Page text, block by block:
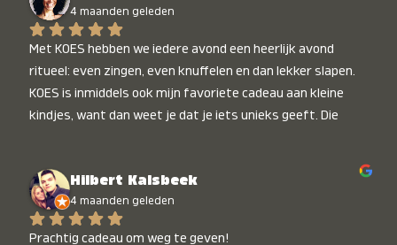
4 maanden geleden
Met KOES hebben we iedere avond een heerlijk avond
ritueel: even zingen, even knuffelen en dan lekker slapen.
KOES is inmiddels ook mijn favoriete cadeau aan kleine
kindjes, want dan weet je dat je iets unieks geeft. Die
Hilbert Kalsbeek
4 maanden geleden
Prachtig cadeau om weg te geven!